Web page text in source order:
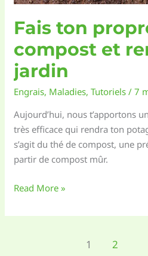
Fais ton
compost et
jardin
Engrais, Maladies,Tutoriels /7
Aujourd’hui, nous t’apportons
très efficace qui rendra ton
s’agit du thé de compost, une
partir de compost mûr.
Fais
propre
Read More »
1 2